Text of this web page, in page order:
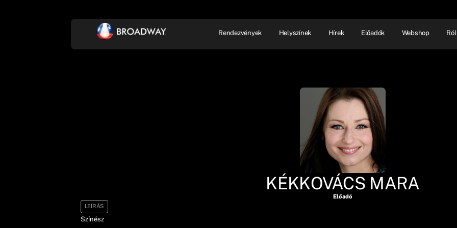
Rendezvények Helyszínek Hírek Előadók Webshop
KÉKKOVÁCS MARA
Előadó
LEÍRÁS
Színész